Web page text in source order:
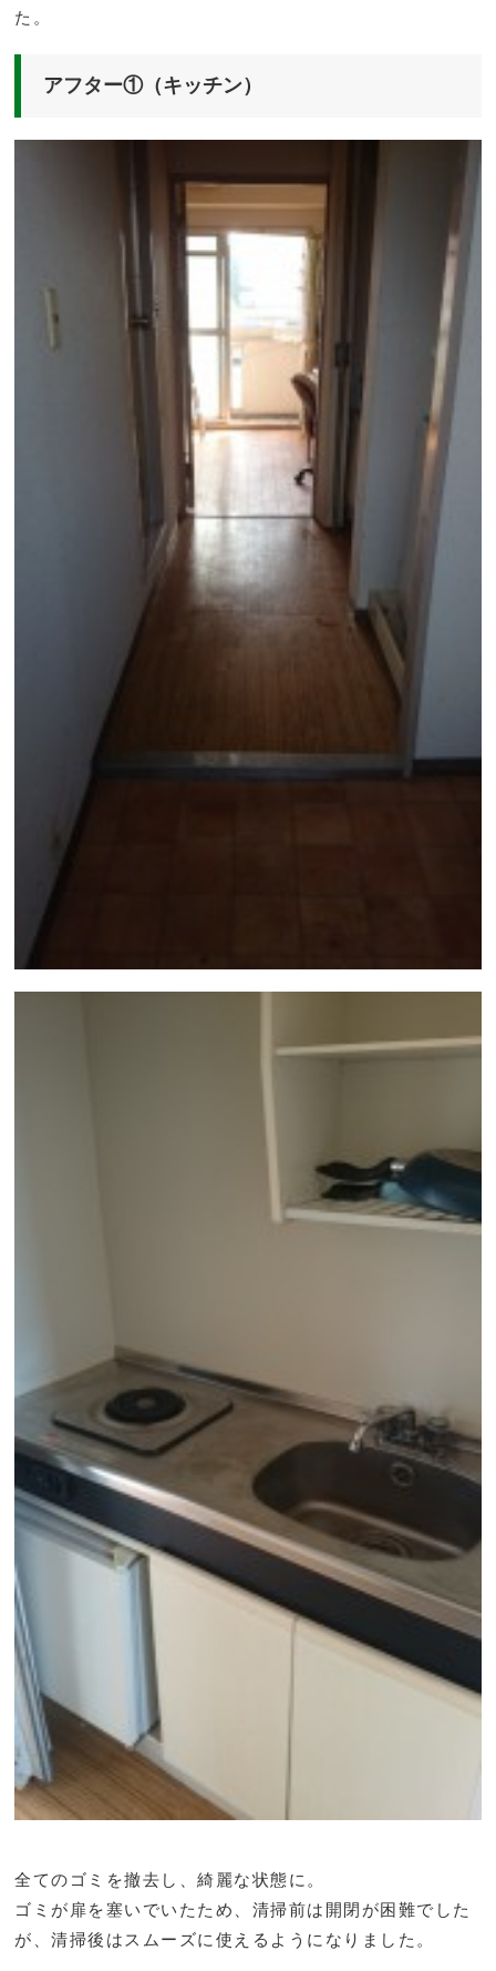
た。
アフター①（キッチン）
全てのゴミを撤去し、綺麗な状態に。
ゴミが扉を塞いでいたため、清掃前は開閉が困難でした
が、清掃後はスムーズに使えるようになりました。